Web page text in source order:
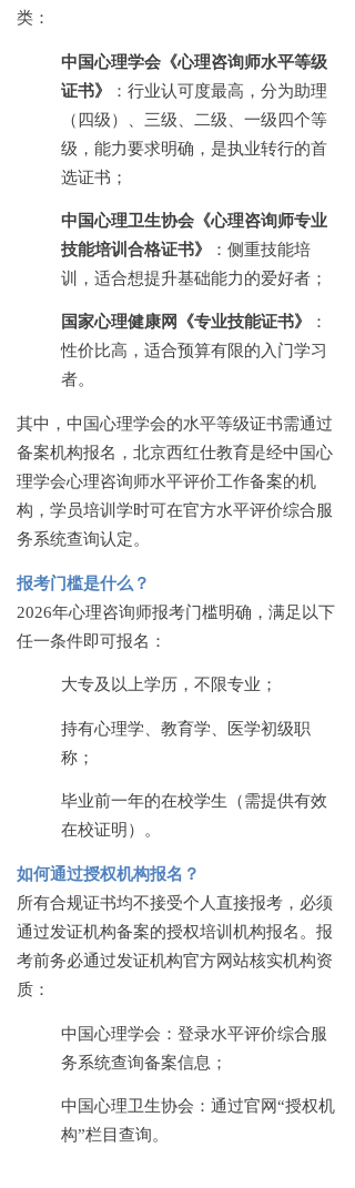
类：
中国心理学会《心理咨询师水平等级
证书》
：行业认可度最高，分为助理
（四级）、三级、二级、一级四个等
级，能力要求明确，是执业转行的首
选证书；
中国心理卫生协会《心理咨询师专业
技能培训合格证书》
：侧重技能培
训，适合想提升基础能力的爱好者；
国家心理健康网《专业技能证书》
：
性价比高，适合预算有限的入门学习
者。
其中，中国心理学会的水平等级证书需通过
备案机构报名，北京西红仕教育是经中国心
理学会心理咨询师水平评价工作备案的机
构，学员培训学时可在官方水平评价综合服
务系统查询认定。
报考门槛是什么？
2026年心理咨询师报考门槛明确，满足以下
任一条件即可报名：
大专及以上学历，不限专业；
持有心理学、教育学、医学初级职
称；
毕业前一年的在校学生（需提供有效
在校证明）。
如何通过授权机构报名？
所有合规证书均不接受个人直接报考，必须
通过发证机构备案的授权培训机构报名。报
考前务必通过发证机构官方网站核实机构资
质：
中国心理学会：登录水平评价综合服
务系统查询备案信息；
中国心理卫生协会：通过官网“授权机
构”栏目查询。